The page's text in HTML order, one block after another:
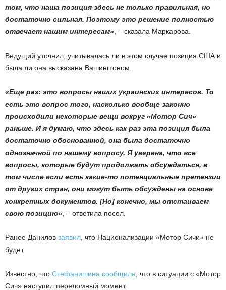
том, что наша позиция здесь не только правильная, но
достаточно сильная. Поэтому это решение полностью
отвечает нашим интересам», – сказала Маркарова.
Ведущий уточнил, учитывалась ли в этом случае позиция США и
была ли она высказана Вашингтоном.
«Еще раз: это вопросы наших украинских интересов. То
есть это вопрос того, насколько вообще законно
происходили некоторые вещи вокруг «Мотор Сич»
раньше. И я думаю, что здесь как раз эта позиция была
достаточно обоснованной, она была достаточно
однозначной по нашему вопросу. Я уверена, что все
вопросы, которые будут продолжать обсуждаться, в
том числе если есть какие-то потенциальные претензии
от других стран, они могут быть обсуждены на основе
конкретных документов. [Но] конечно, мы отстаиваем
свою позицию», – ответила посол.
Ранее Данилов заявил, что Национализации «Мотор Сичи» не
будет.
Известно, что Стефанишина сообщила, что в ситуации с «Мотор
Сич» наступил переломный момент.